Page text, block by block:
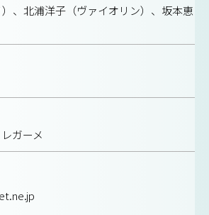
、北浦洋子（ヴァイオリン）、坂本恵
ガーメ